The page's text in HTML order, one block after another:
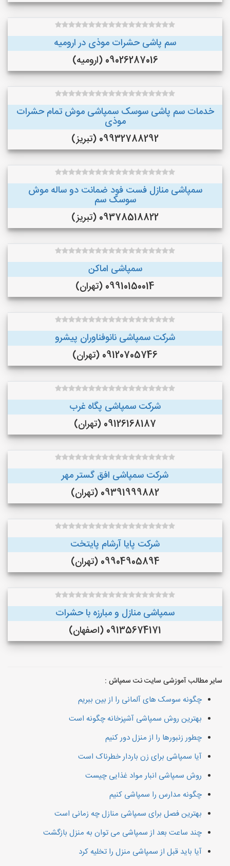
سم پاشی حشرات موذی در ارومیه
09026287016 (ارومیه)
خدمات سم پاشی سوسک سمپاشی موش تمام حشرات
موذی
09932788292 (تبریز)
سمپاشی منازل فست فود ضمانت دو ساله موش
سوسک سم
09378518822 (تبریز)
سمپاشی اماکن
09910150014 (تهران)
شرکت سمپاشی نانوفناوران پیشرو
09120705746 (تهران)
شرکت سمپاشی پگاه غرب
09126168187 (تهران)
شرکت سمپاشی افق گستر مهر
09391999882 (تهران)
شرکت پایا آرشام پایتخت
09904905894 (تهران)
سمپاشی منازل و مبارزه با حشرات
09135674171 (اصفهان)
سایر مطالب آموزشی سایت نت سمپاش :
چگونه سوسک های آلمانی را از بین ببریم
بهترین روش سمپاشی آشپزخانه چگونه است
چطور زنبورها را از منزل دور کنیم
آیا سمپاشی برای زن باردار خطرناک است
روش سمپاشی انبار مواد غذایی چیست
چگونه مدارس را سمپاشی کنیم
بهترین فصل برای سمپاشی منازل چه زمانی است
چند ساعت بعد از سمپاشی می توان به منزل بازگشت
آیا باید قبل از سمپاشی منزل را تخلیه کرد